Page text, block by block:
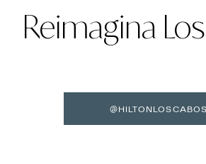
Reimagina
@HILTONLOSCABOS